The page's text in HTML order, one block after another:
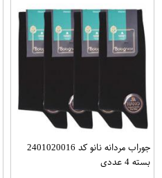
جوراب مردانه نانو کد 2401020016
بسته 4 عددی